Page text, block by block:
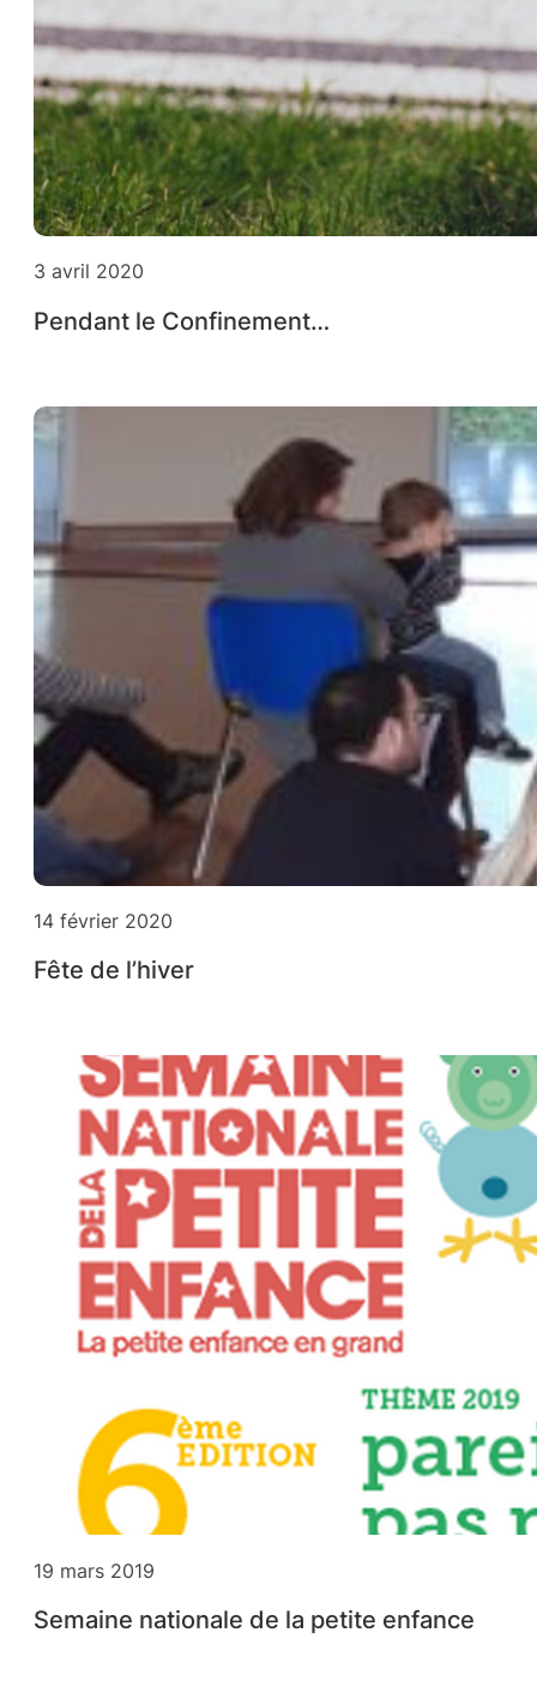
3 avril 2020
Pendant le Confinement…
14 février 2020
Fête de l’hiver
19 mars 2019
Semaine nationale de la petite enfance